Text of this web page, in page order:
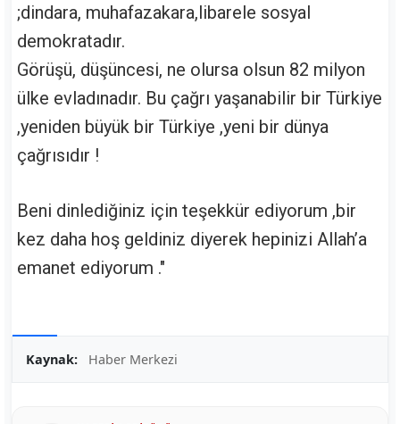
;dindara, muhafazakara,libarele sosyal
demokratadır.
Görüşü, düşüncesi, ne olursa olsun 82 milyon
ülke evladınadır. Bu çağrı yaşanabilir bir Türkiye
,yeniden büyük bir Türkiye ,yeni bir dünya
çağrısıdır !
Beni dinlediğiniz için teşekkür ediyorum ,bir
kez daha hoş geldiniz diyerek hepinizi Allah’a
emanet ediyorum ."
Kaynak: Haber Merkezi